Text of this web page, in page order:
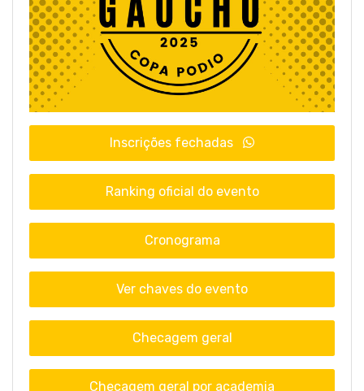
Inscrições fechadas
Ranking oficial do evento
Cronograma
Ver chaves do evento
Checagem geral
Checagem geral por academia